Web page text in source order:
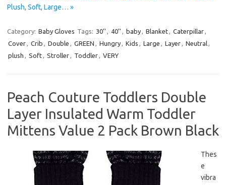
Plush, Soft, Large… »
Category: Baby Gloves Tags: 30'' , 40'' , baby, Blanket, Caterpillar,
Cover, Crib , Double , GREEN , Hungry, Kids , Large , Layer, Neutral,
plush , Soft, Stroller, Toddler, VERY
Peach Couture Toddlers Double
Layer Insulated Warm Toddler
Mittens Value 2 Pack Brown Black
Thes
e
vibra